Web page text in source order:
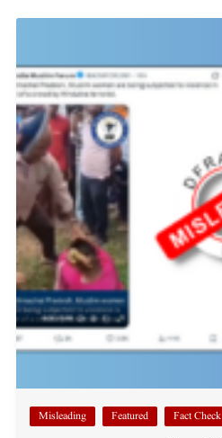
Fact Check
Featured
Misleading